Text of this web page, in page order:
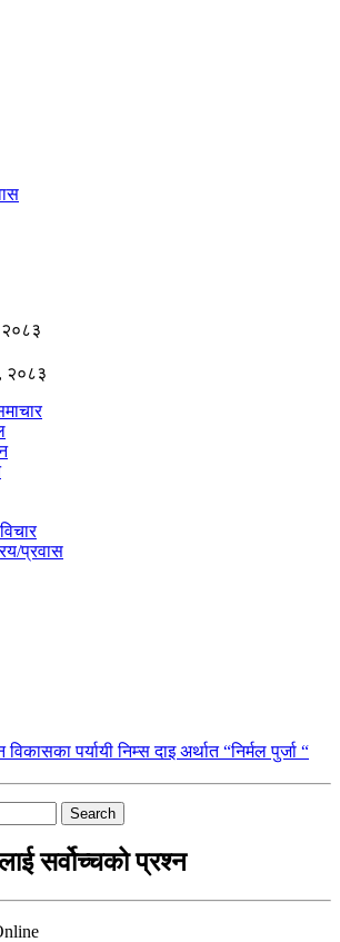
२०८३
प्रवास
विकासका पर्यायी निम्स दाइ अर्थात “निर्मल पुर्जा “
Search
सर्वोच्चको प्रश्न